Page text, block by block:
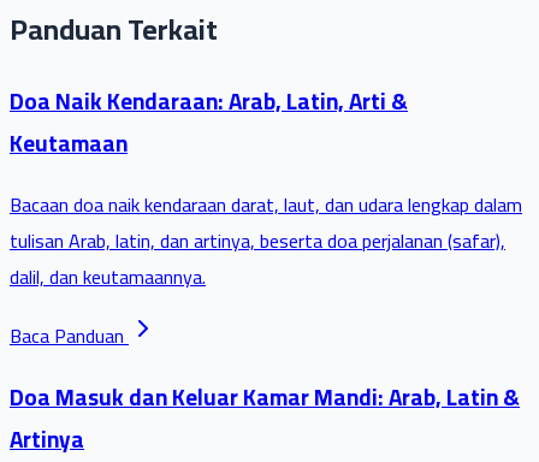
Panduan Terkait
Doa Naik Kendaraan: Arab, Latin, Arti &
Keutamaan
Bacaan doa naik kendaraan darat, laut, dan udara lengkap dalam
tulisan Arab, latin, dan artinya, beserta doa perjalanan (safar),
dalil, dan keutamaannya.
Baca Panduan
Doa Masuk dan Keluar Kamar Mandi: Arab, Latin &
Artinya